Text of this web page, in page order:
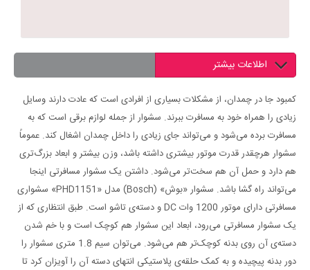
اطلاعات بیشتر
کمبود جا در چمدان، از مشکلات بسیاری از افرادی است که عادت دارند وسایل
زیادی را همراه خود به مسافرت ببرند. سشوار از جمله لوازم برقی است که به
مسافرت برده می‌شود و می‌تواند جای زیادی را داخل چمدان اشغال کند. عموماً
سشوار هرچقدر قدرت موتور بیشتری داشته باشد، وزن بیشتر و ابعاد بزرگ‌تری
هم دارد و حمل آن هم سخت‌تر می‌شود. داشتن یک سشوار مسافرتی اینجا
می‌تواند راه گشا باشد. سشوار «بوش» (Bosch) مدل «PHD1151» سشواری
مسافرتی دارای موتور 1200 وات DC و دسته‌ی تاشو است. طبق انتظاری که از
یک سشوار مسافرتی می‌رود، ابعاد این سشوار هم کوچک است و با خم شدن
دسته‌ی آن روی بدنه کوچک‌تر هم می‌شود. می‌توان سیم 1.8 متری سشوار را
دور بدنه پیچیده و به کمک حلقه‌ی پلاستیکی انتهای دسته آن را آویزان کرد تا